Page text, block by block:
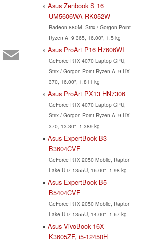
Asus Zenbook S 16
UM5606WA-RK052W
Radeon 880M, Strix / Gorgon Point
Ryzen AI 9 365, 16.00", 1.5 kg
Asus ProArt P16 H7606WI
GeForce RTX 4070 Laptop GPU,
Strix / Gorgon Point Ryzen AI 9 HX
370, 16.00", 1.811 kg
Asus ProArt PX13 HN7306
GeForce RTX 4070 Laptop GPU,
Strix / Gorgon Point Ryzen AI 9 HX
370, 13.30", 1.389 kg
Asus ExpertBook B3
B3604CVF
GeForce RTX 2050 Mobile, Raptor
Lake-U i7-1355U, 16.00", 1.98 kg
Asus ExpertBook B5
B5404CVF
GeForce RTX 2050 Mobile, Raptor
Lake-U i7-1355U, 14.00", 1.67 kg
Asus VivoBook 16X
K3605ZF, i5-12450H